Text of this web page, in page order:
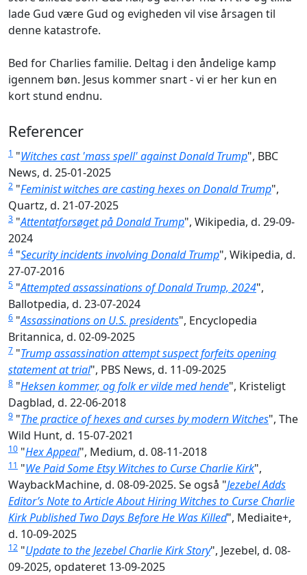
lade Gud være Gud og evigheden vil vise årsagen til
denne katastrofe.
Bed for Charlies familie. Deltag i den åndelige kamp
igennem bøn. Jesus kommer snart - vi er her kun en
kort stund endnu.
Referencer
1 "Witches cast 'mass spell' against Donald Trump", BBC
News, d. 25-01-2025
2 "Feminist witches are casting hexes on Donald Trump",
Quartz, d. 21-07-2025
3 "Attentatforsøget på Donald Trump", Wikipedia, d. 29-09-
2024
4 "Security incidents involving Donald Trump", Wikipedia, d.
27-07-2016
5 "Attempted assassinations of Donald Trump, 2024",
Ballotpedia, d. 23-07-2024
6 "Assassinations on U.S. presidents", Encyclopedia
Britannica, d. 02-09-2025
7 "Trump assassination attempt suspect forfeits opening
statement at trial", PBS News, d. 11-09-2025
8 "Heksen kommer, og folk er vilde med hende", Kristeligt
Dagblad, d. 22-06-2018
9 "The practice of hexes and curses by modern Witches", The
Wild Hunt, d. 15-07-2021
10 "Hex Appeal", Medium, d. 08-11-2018
11 "We Paid Some Etsy Witches to Curse Charlie Kirk",
WaybackMachine, d. 08-09-2025. Se også "Jezebel Adds
Editor’s Note to Article About Hiring Witches to Curse Charlie
Kirk Published Two Days Before He Was Killed", Mediaite+,
d. 10-09-2025
12 "Update to the Jezebel Charlie Kirk Story", Jezebel, d. 08-
09-2025, opdateret 13-09-2025